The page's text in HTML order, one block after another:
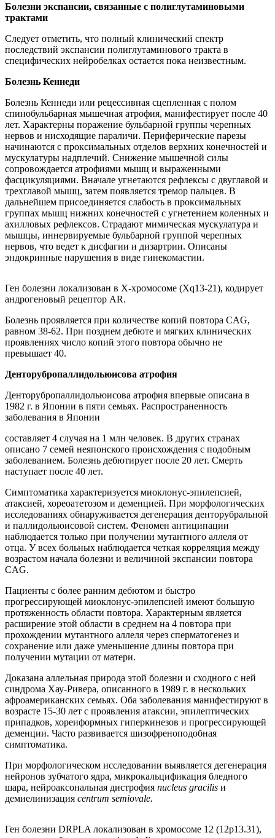
Болезни экспансии, связанные с полиглутаминовыми
трактами
Следует отметить, что полный клинический спектр
последствий экспансии полиглутаминового тракта в
специфических нейробелках остается пока неизвестным.
Болезнь Кеннеди
Болезнь Кеннеди или рецессивная сцепленная с полом
спинобульбарная мышечная атрофия, манифестирует после 40
лет. Характерны поражение бульбарной группы черепных
нервов и нисходящие параличи. Периферические парезы
начинаются с проксимальных отделов верхних конечностей и
мускулатуры надплечий. Снижение мышечной силы
сопровождается атрофиями мышц и выраженными
фасцикуляциями. Вначале угнетаются рефлексы с двуглавой и
трехглавой мышц, затем появляется тремор пальцев. В
дальнейшем присоединяется слабость в проксимальных
группах мышц нижних конечностей с угнетением коленных и
ахилловых рефлексов. Страдают мимическая мускулатура и
мышцы, иннервируемые бульбарной группой черепных
нервов, что ведет к дисфагии и дизартрии. Описаны
эндокринные нарушения в виде гинекомастии.
Ген болезни локализован в Х-хромосоме (Xq13-21), кодирует
андрогеновый рецептор AR.
Болезнь проявляется при количестве копий повтора CAG,
равном 38-62. При позднем дебюте и мягких клинических
проявлениях число копий этого повтора обычно не
превышает 40.
Денторубропаллидольюисова атрофия
Денторубропаллидольюисова атрофия впервые описана в
1982 г. в Японии в пяти семьях. Распространенность
заболевания в Японии
составляет 4 случая на 1 млн человек. В других странах
описано 7 семей неяпонского происхождения с подобным
заболеванием. Болезнь дебютирует после 20 лет. Смерть
наступает после 40 лет.
Симптоматика характеризуется миоклонус-эпилепсией,
атаксией, хореоатетозом и деменцией. При морфологических
исследованиях обнаруживается дегенерация денторубральной
и паллидольюисовой систем. Феномен антиципации
наблюдается только при получении мутантного аллеля от
отца. У всех больных наблюдается четкая корреляция между
возрастом начала болезни и величиной экспансии повтора
CAG.
Пациенты с более ранним дебютом и быстро
прогрессирующей миоклонус-эпилепсией имеют большую
протяженность области повтора. Характерным является
расширение этой области в среднем на 4 повтора при
прохождении мутантного аллеля через сперматогенез и
сохранение или даже уменьшение длины повтора при
получении мутации от матери.
Доказана аллельная природа этой болезни и сходного с ней
синдрома Хау-Ривера, описанного в 1989 г. в нескольких
афроамериканских семьях. Оба заболевания манифестируют в
возрасте 15-30 лет с проявления атаксии, эпилептических
припадков, хореиформных гиперкинезов и прогрессирующей
деменции. Часто развивается шизофреноподобная
симптоматика.
При морфологическом исследовании выявляется дегенерация
нейронов зубчатого ядра, микрокальцификация бледного
шара, нейроаксональная дистрофия nucleus gracilis и
демиелинизация centrum semiovale.
Ген болезни DRPLA локализован в хромосоме 12 (12р13.31),